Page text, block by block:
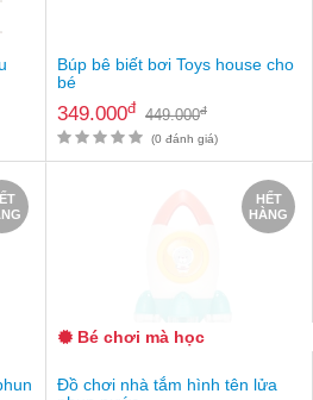
Búp bê biết bơi Toys house cho
bé
349.000đ 449.000đ
(0 đánh giá)
Đồ chơi nhà tắm hình tên lửa
HẾT
HÀNG
Bé chơi mà học